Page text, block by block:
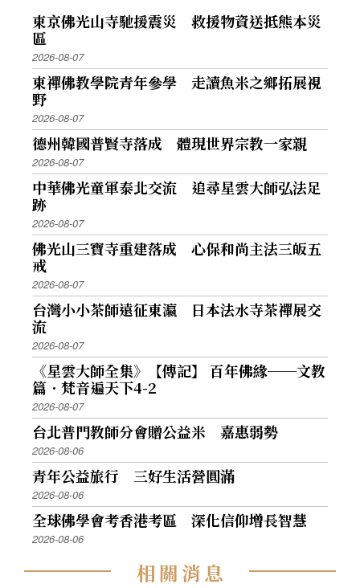
東京佛光山寺馳援震災 救援物資送抵熊本災
區
2026-08-07
東禪佛教學院青年參學 走讀魚米之鄉拓展視
野
2026-08-07
德州韓國普賢寺落成 體現世界宗教一家親
2026-08-07
中華佛光童軍泰北交流 追尋星雲大師弘法足
跡
2026-08-07
佛光山三寶寺重建落成 心保和尚主法三皈五
戒
2026-08-07
台灣小小茶師遠征東瀛 日本法水寺茶禪展交
流
2026-08-07
《星雲大師全集》【傳記】 百年佛緣──文教
篇．梵音遍天下4-2
2026-08-07
台北普門教師分會贈公益米 嘉惠弱勢
2026-08-06
青年公益旅行 三好生活營圓滿
2026-08-06
全球佛學會考香港考區 深化信仰增長智慧
2026-08-06
相關消息